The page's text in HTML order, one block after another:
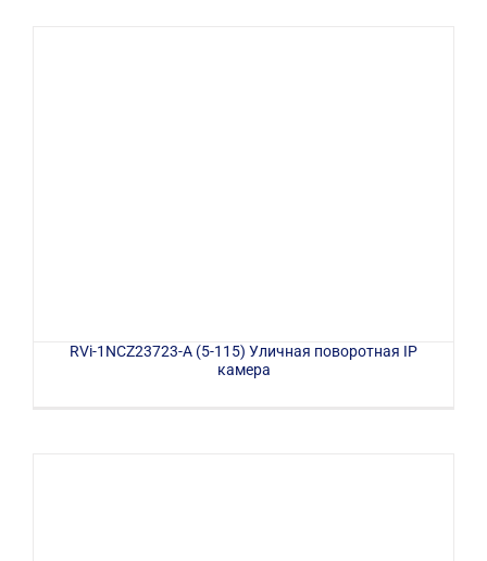
RVi-1NCZ23723-A (5-115) Уличная поворотная IP
камера